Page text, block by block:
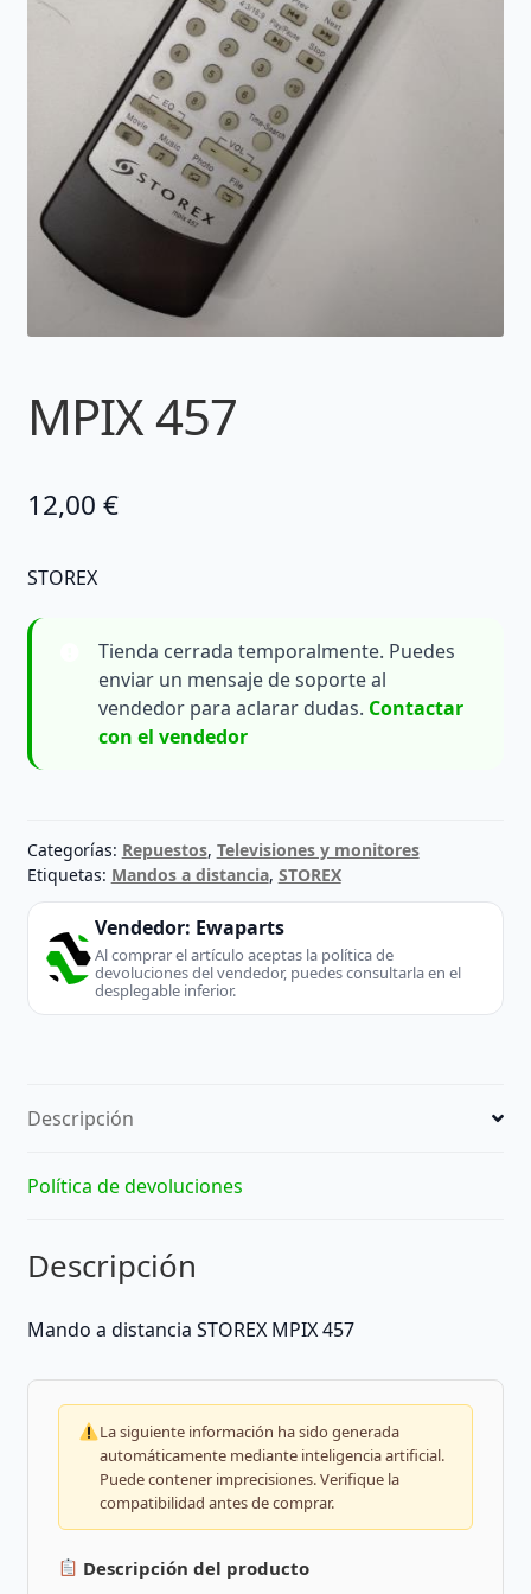
MPIX 457
12,00 €
STOREX
Tienda cerrada temporalmente. Puedes
enviar un mensaje de soporte al
vendedor para aclarar dudas. Contactar
con el vendedor
Categorías: Repuestos, Televisiones y monitores
Etiquetas: Mandos a distancia, STOREX
Vendedor: Ewaparts
Al comprar el artículo aceptas la política de
devoluciones del vendedor, puedes consultarla en el
desplegable inferior.
Descripción
Política de devoluciones
Descripción
Mando a distancia STOREX MPIX 457
La siguiente información ha sido generada
automáticamente mediante inteligencia artificial.
Puede contener imprecisiones. Verifique la
compatibilidad antes de comprar.
Descripción del producto